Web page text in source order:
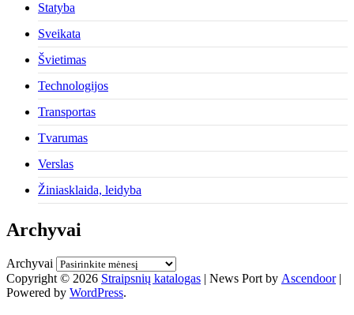
Statyba
Sveikata
Švietimas
Technologijos
Transportas
Tvarumas
Verslas
Žiniasklaida, leidyba
Archyvai
Archyvai
Copyright © 2026 Straipsnių katalogas | News Port by Ascendoor|
Powered by WordPress.